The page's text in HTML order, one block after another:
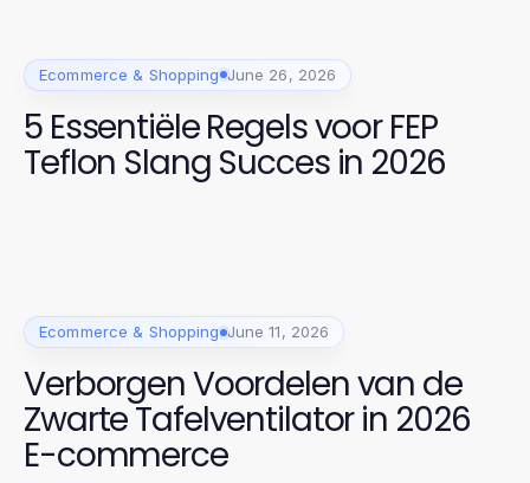
Ecommerce & Shopping June 26, 2026
5 Essentiële Regels voor FEP
Teflon Slang Succes in 2026
Ecommerce & Shopping June 11, 2026
Verborgen Voordelen van de
Zwarte Tafelventilator in 2026
E-commerce